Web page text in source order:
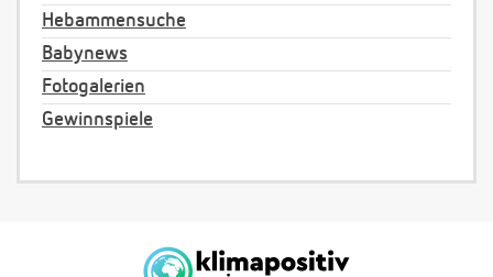
Hebammensuche
Babynews
Fotogalerien
Gewinnspiele